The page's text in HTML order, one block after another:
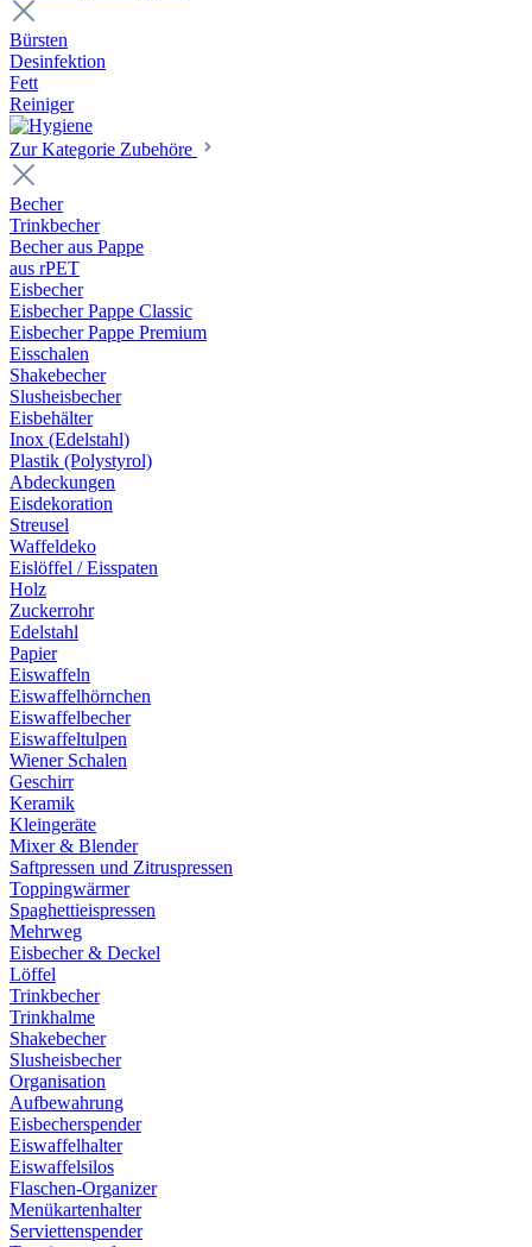
Bürsten
Desinfektion
Fett
Reiniger
Zur Kategorie Zubehöre
Becher
Trinkbecher
Becher aus Pappe
aus rPET
Eisbecher
Eisbecher Pappe Classic
Eisbecher Pappe Premium
Eisschalen
Shakebecher
Slusheisbecher
Eisbehälter
Inox (Edelstahl)
Plastik (Polystyrol)
Abdeckungen
Eisdekoration
Streusel
Waffeldeko
Eislöffel / Eisspaten
Holz
Zuckerrohr
Edelstahl
Papier
Eiswaffeln
Eiswaffelhörnchen
Eiswaffelbecher
Eiswaffeltulpen
Wiener Schalen
Geschirr
Keramik
Kleingeräte
Mixer & Blender
Saftpressen und Zitruspressen
Toppingwärmer
Spaghettieispressen
Mehrweg
Eisbecher & Deckel
Löffel
Trinkbecher
Trinkhalme
Shakebecher
Slusheisbecher
Organisation
Aufbewahrung
Eisbecherspender
Eiswaffelhalter
Eiswaffelsilos
Flaschen-Organizer
Menükartenhalter
Serviettenspender